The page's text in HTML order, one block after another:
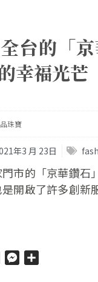
台的「
幸福光芒
珠寶
年3 月 23日
市的「京華鑽石
開啟了許多創新
WhatsAppMessenger